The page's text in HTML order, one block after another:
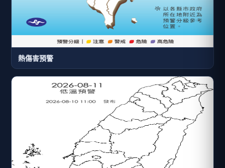
熱傷害預警